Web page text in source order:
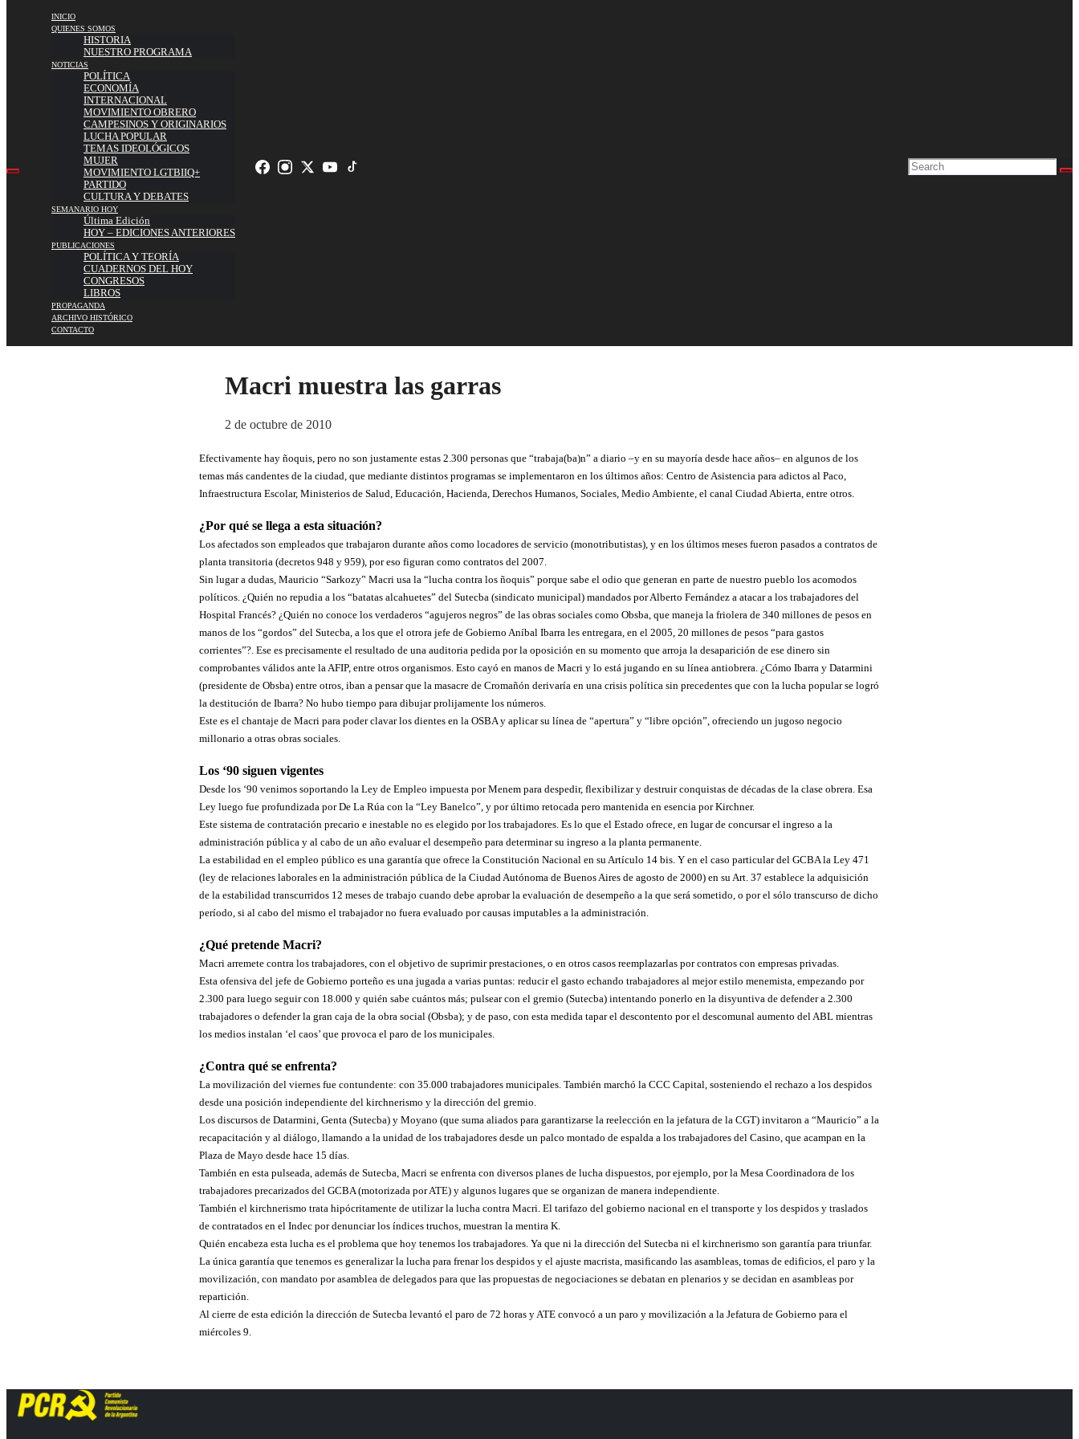
INICIO
QUIENES SOMOS
HISTORIA
NUESTRO PROGRAMA
NOTICIAS
POLÍTICA
ECONOMÍA
INTERNACIONAL
MOVIMIENTO OBRERO
CAMPESINOS Y ORIGINARIOS
LUCHA POPULAR
TEMAS IDEOLÓGICOS
MUJER
MOVIMIENTO LGTBIIQ+
PARTIDO
CULTURA Y DEBATES
SEMANARIO HOY
Última Edición
HOY – EDICIONES ANTERIORES
PUBLICACIONES
POLÍTICA Y TEORÍA
CUADERNOS DEL HOY
CONGRESOS
LIBROS
PROPAGANDA
ARCHIVO HISTÓRICO
CONTACTO
Macri muestra las garras
2 de octubre de 2010
Efectivamente hay ñoquis, pero no son justamente estas 2.300 personas que “trabaja(ba)n” a diario –y en su mayoría desde hace años– en algunos de los
temas más candentes de la ciudad, que mediante distintos programas se implementaron en los últimos años: Centro de Asistencia para adictos al Paco,
Infraestructura Escolar, Ministerios de Salud, Educación, Hacienda, Derechos Humanos, Sociales, Medio Ambiente, el canal Ciudad Abierta, entre otros.
¿Por qué se llega a esta situación?
Los afectados son empleados que trabajaron durante años como locadores de servicio (monotributistas), y en los últimos meses fueron pasados a contratos de
planta transitoria (decretos 948 y 959), por eso figuran como contratos del 2007.
Sin lugar a dudas, Mauricio “Sarkozy” Macri usa la “lucha contra los ñoquis” porque sabe el odio que generan en parte de nuestro pueblo los acomodos
políticos. ¿Quién no repudia a los “batatas alcahuetes” del Sutecba (sindicato municipal) mandados por Alberto Fernández a atacar a los trabajadores del
Hospital Francés? ¿Quién no conoce los verdaderos “agujeros negros” de las obras sociales como Obsba, que maneja la friolera de 340 millones de pesos en
manos de los “gordos” del Sutecba, a los que el otrora jefe de Gobierno Aníbal Ibarra les entregara, en el 2005, 20 millones de pesos “para gastos
corrientes”?. Ese es precisamente el resultado de una auditoria pedida por la oposición en su momento que arroja la desaparición de ese dinero sin
comprobantes válidos ante la AFIP, entre otros organismos. Esto cayó en manos de Macri y lo está jugando en su línea antiobrera. ¿Cómo Ibarra y Datarmini
(presidente de Obsba) entre otros, iban a pensar que la masacre de Cromañón derivaría en una crisis política sin precedentes que con la lucha popular se logró
la destitución de Ibarra? No hubo tiempo para dibujar prolijamente los números.
Este es el chantaje de Macri para poder clavar los dientes en la OSBA y aplicar su línea de “apertura” y “libre opción”, ofreciendo un jugoso negocio
millonario a otras obras sociales.
Los ‘90 siguen vigentes
Desde los ‘90 venimos soportando la Ley de Empleo impuesta por Menem para despedir, flexibilizar y destruir conquistas de décadas de la clase obrera. Esa
Ley luego fue profundizada por De La Rúa con la “Ley Banelco”, y por último retocada pero mantenida en esencia por Kirchner.
Este sistema de contratación precario e inestable no es elegido por los trabajadores. Es lo que el Estado ofrece, en lugar de concursar el ingreso a la
administración pública y al cabo de un año evaluar el desempeño para determinar su ingreso a la planta permanente.
La estabilidad en el empleo público es una garantía que ofrece la Constitución Nacional en su Artículo 14 bis. Y en el caso particular del GCBA la Ley 471
(ley de relaciones laborales en la administración pública de la Ciudad Autónoma de Buenos Aires de agosto de 2000) en su Art. 37 establece la adquisición
de la estabilidad transcurridos 12 meses de trabajo cuando debe aprobar la evaluación de desempeño a la que será sometido, o por el sólo transcurso de dicho
período, si al cabo del mismo el trabajador no fuera evaluado por causas imputables a la administración.
¿Qué pretende Macri?
Macri arremete contra los trabajadores, con el objetivo de suprimir prestaciones, o en otros casos reemplazarlas por contratos con empresas privadas.
Esta ofensiva del jefe de Gobierno porteño es una jugada a varias puntas: reducir el gasto echando trabajadores al mejor estilo menemista, empezando por
2.300 para luego seguir con 18.000 y quién sabe cuántos más; pulsear con el gremio (Sutecba) intentando ponerlo en la disyuntiva de defender a 2.300
trabajadores o defender la gran caja de la obra social (Obsba); y de paso, con esta medida tapar el descontento por el descomunal aumento del ABL mientras
los medios instalan ‘el caos’ que provoca el paro de los municipales.
¿Contra qué se enfrenta?
La movilización del viernes fue contundente: con 35.000 trabajadores municipales. También marchó la CCC Capital, sosteniendo el rechazo a los despidos
desde una posición independiente del kirchnerismo y la dirección del gremio.
Los discursos de Datarmini, Genta (Sutecba) y Moyano (que suma aliados para garantizarse la reelección en la jefatura de la CGT) invitaron a “Mauricio” a la
recapacitación y al diálogo, llamando a la unidad de los trabajadores desde un palco montado de espalda a los trabajadores del Casino, que acampan en la
Plaza de Mayo desde hace 15 días.
También en esta pulseada, además de Sutecba, Macri se enfrenta con diversos planes de lucha dispuestos, por ejemplo, por la Mesa Coordinadora de los
trabajadores precarizados del GCBA (motorizada por ATE) y algunos lugares que se organizan de manera independiente.
También el kirchnerismo trata hipócritamente de utilizar la lucha contra Macri. El tarifazo del gobierno nacional en el transporte y los despidos y traslados
de contratados en el Indec por denunciar los índices truchos, muestran la mentira K.
Quién encabeza esta lucha es el problema que hoy tenemos los trabajadores. Ya que ni la dirección del Sutecba ni el kirchnerismo son garantía para triunfar.
La única garantía que tenemos es generalizar la lucha para frenar los despidos y el ajuste macrista, masificando las asambleas, tomas de edificios, el paro y la
movilización, con mandato por asamblea de delegados para que las propuestas de negociaciones se debatan en plenarios y se decidan en asambleas por
repartición.
Al cierre de esta edición la dirección de Sutecba levantó el paro de 72 horas y ATE convocó a un paro y movilización a la Jefatura de Gobierno para el
miércoles 9.